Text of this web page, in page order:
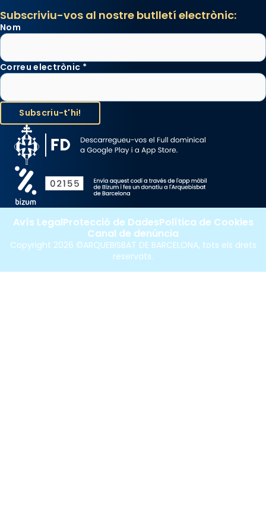
Subscriviu-vos al nostre butlletí electrònic:
Nom
Correu electrònic *
Copyright 2026 ©ARQUEBISBAT DE BARCELONA, tots els drets
reservats.
Avís LegalProtecció de DadesPolítica de Cookies
Canal de denúncia